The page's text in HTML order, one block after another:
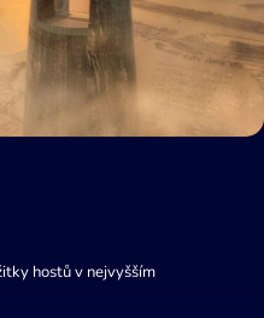
hostů v nejvyšším